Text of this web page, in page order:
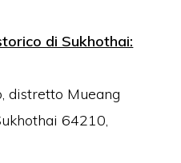
di Sukhothai:
distretto Mueang
64210,